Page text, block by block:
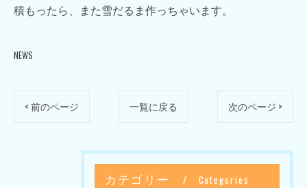
積もったら、また雪だるま作っちゃいます。
NEWS
< 前のページ 一覧に戻る 次のページ >
カテゴリー Categories